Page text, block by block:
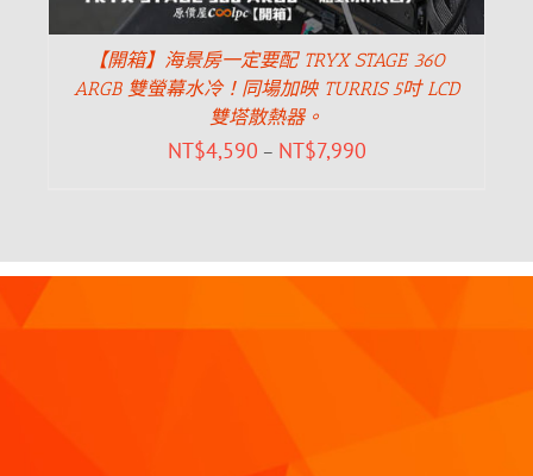
【開箱】海景房一定要配 TRYX STAGE 360
ARGB 雙螢幕水冷！同場加映 TURRIS 5吋 LCD
雙塔散熱器。
NT$4,590 – NT$7,990